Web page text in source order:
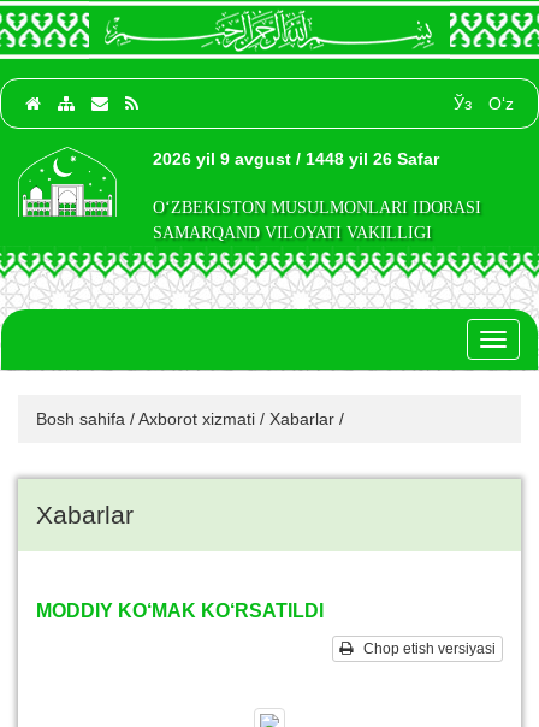
Ўз O‘z
2026 yil 9 avgust / 1448 yil 26 Safar
O‘ZBEKISTON MUSULMONLARI IDORASI
SAMARQAND VILOYATI VAKILLIGI
Bosh sahifa /Axborot xizmati / Xabarlar /
Xabarlar
MODDIY KO‘MAK KO‘RSATILDI
Chop etish versiyasi